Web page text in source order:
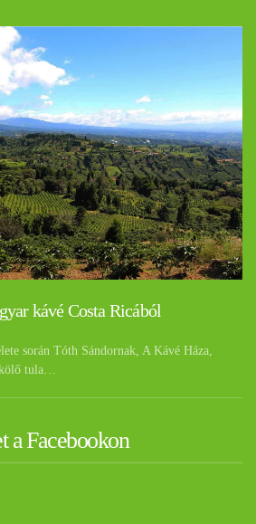
kávé Costa Ricából
során Tóth Sándornak, A Kávé Háza,
tula…
a Facebookon